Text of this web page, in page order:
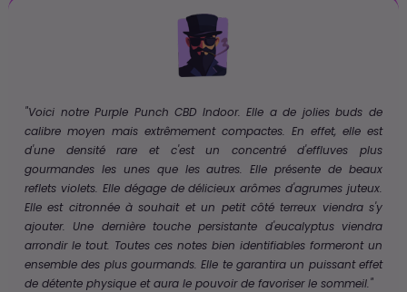
"Voici notre Purple Punch CBD Indoor. Elle a de jolies buds de
calibre moyen mais extrêmement compactes. En effet, elle est
d'une densité rare et c'est un concentré d'effluves plus
gourmandes les unes que les autres. Elle présente de beaux
reflets violets. Elle dégage de délicieux arômes d'agrumes juteux.
Elle est citronnée à souhait et un petit côté terreux viendra s'y
ajouter. Une dernière touche persistante d'eucalyptus viendra
arrondir le tout. Toutes ces notes bien identifiables formeront un
ensemble des plus gourmands. Elle te garantira un puissant effet
de détente physique et aura le pouvoir de favoriser le sommeil."